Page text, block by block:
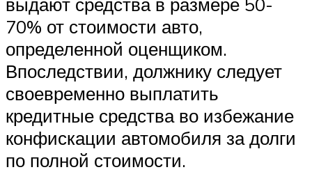
70% от стоимости авто,
определенной оценщиком.
Впоследствии, должнику следует
своевременно выплатить
кредитные средства во избежание
конфискации автомобиля за долги
по полной стоимости.